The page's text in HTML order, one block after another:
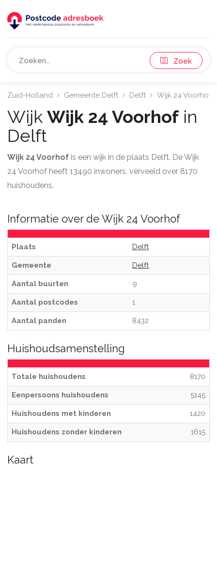
Zoek
Zuid-Holland Gemeente Delft Delft Wijk 24 Voorhof
Wijk Wijk 24 Voorhofin
Delft
Wijk 24 Voorhof is een wijk in de plaats Delft. De Wijk
24 Voorhof heeft 13490 inwoners, verveeld over 8170
huishoudens.
Informatie over de Wijk 24 Voorhof
Plaats Delft
Gemeente Delft
Aantal buurten 9
Aantal postcodes 1
Aantal panden 8432
Huishoudsamenstelling
Totale huishoudens 8170
Eenpersoons huishoudens 5145
Huishoudens met kinderen 1420
Huishoudens zonder kinderen 1615
Kaart